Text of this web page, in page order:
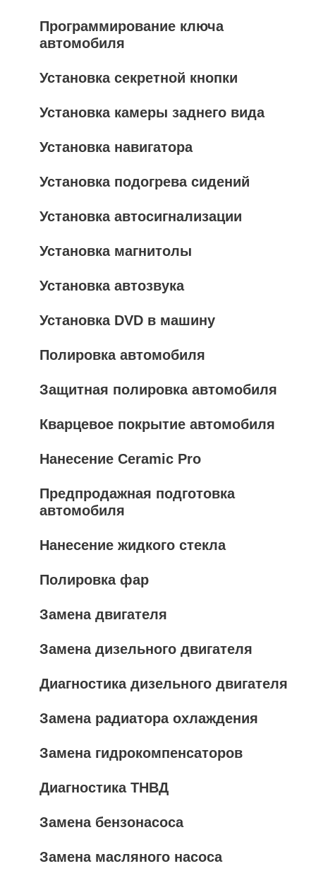
Программирование ключа
автомобиля
Установка секретной кнопки
Установка камеры заднего вида
Установка навигатора
Установка подогрева сидений
Установка автосигнализации
Установка магнитолы
Установка автозвука
Установка DVD в машину
Полировка автомобиля
Защитная полировка автомобиля
Кварцевое покрытие автомобиля
Нанесение Ceramic Pro
Предпродажная подготовка
автомобиля
Нанесение жидкого стекла
Полировка фар
Замена двигателя
Замена дизельного двигателя
Диагностика дизельного двигателя
Замена радиатора охлаждения
Замена гидрокомпенсаторов
Диагностика ТНВД
Замена бензонасоса
Замена масляного насоса